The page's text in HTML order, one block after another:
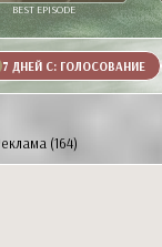
BEST EPISODE
7 ДНЕЙ С: ГОЛОСОВАНИЕ
(164)